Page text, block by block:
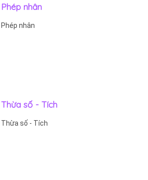
Phép nhân
Phép nhân
Thừa số - Tích
Thừa số - Tích